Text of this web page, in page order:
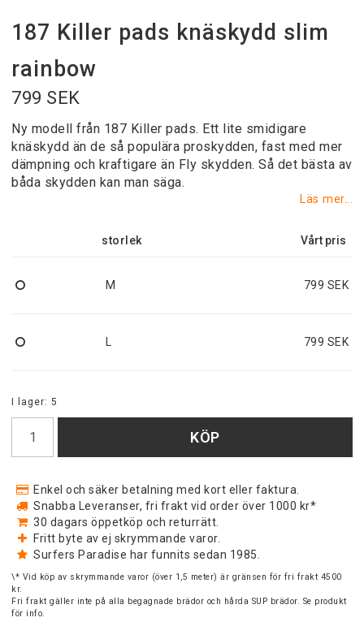
187 Killer pads knäskydd slim
rainbow
799 SEK
Ny modell från 187 Killer pads. Ett lite smidigare
knäskydd än de så populära proskydden, fast med mer
dämpning och kraftigare än Fly skydden. Så det bästa av
båda skydden kan man säga.
Läs mer...
storlek
M 799 SEK
799 SEK
I lager: 5
KÖP
Enkel och säker betalning med kort eller faktura.
Snabba Leveranser, fri frakt vid order över 1000 kr*
30 dagars öppetköp och returrätt.
Fritt byte av ej skrymmande varor.
Surfers Paradise har funnits sedan 1985.
\* Vid köp av skrymmande varor (över 1,5 meter) är gränsen för fri frakt 4500
kr.
Fri frakt gäller inte på alla begagnade brädor och hårda SUP brädor. Se produkt
för info.